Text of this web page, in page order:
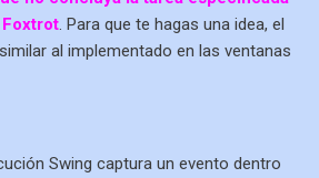
. Para que te hagas una idea, el
al implementado en las ventanas
Swing captura un evento dentro